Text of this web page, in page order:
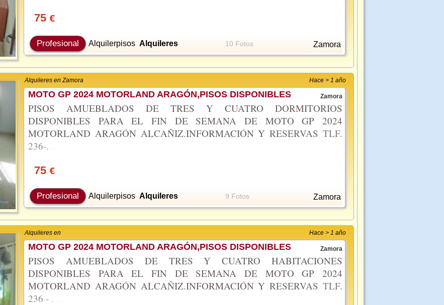
75 €
Profesional Alquilerpisos Alquileres 10 Fotos Zamora
Alquileres en Zamora Hace > 1 año
MOTO GP 2024 MOTORLAND ARAGÓN,PISOS DISPONIBLES Zamora
PISOS AMUEBLADOS DE TRES Y CUATRO DORMITORIOS
DISPONIBLES PARA EL FIN DE SEMANA DE MOTO GP 2024
MOTORLAND ARAGÓN ALCAÑIZ.INFORMACIÓN YRESERVASTLF.
236-.
75 €
Profesional Alquilerpisos Alquileres 9 Fotos Zamora
Alquileres en Hace > 1 año
MOTO GP 2024 MOTORLAND ARAGÓN,PISOS DISPONIBLES Zamora
PISOS AMUEBLADOS DE TRES Y CUATRO HABITACIONES
DISPONIBLES PARA EL FIN DE SEMANA DE MOTO GP 2024
MOTORLAND ARAGÓN ALCAÑIZ.INFORMACIÓN YRESERVASTLF.
236 - .